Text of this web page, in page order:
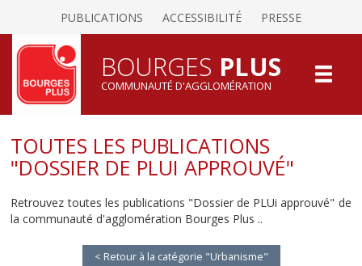
PUBLICATIONS ACCESSIBILITÉ PRESSE
BOURGES PLUS
COMMUNAUTÉ D'AGGLOMÉRATION
TOUTES LES PUBLICATIONS
"DOSSIER DE PLUI APPROUVÉ"
Retrouvez toutes les publications "Dossier de PLUi approuvé" de
la communauté d'agglomération Bourges Plus ..
< Retour à la catégorie "Urbanisme"